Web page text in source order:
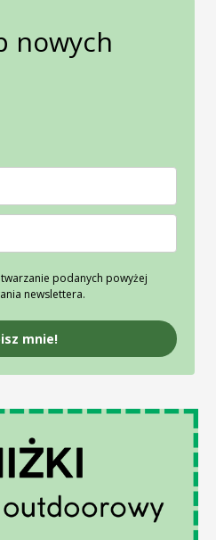
nowych
podanych powyżej
newslettera.
mnie!